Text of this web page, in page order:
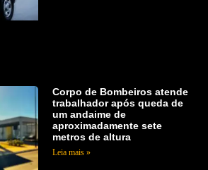
Corpo de Bombeiros atende
trabalhador após queda de
um andaime de
aproximadamente sete
metros de altura
Leia mais »